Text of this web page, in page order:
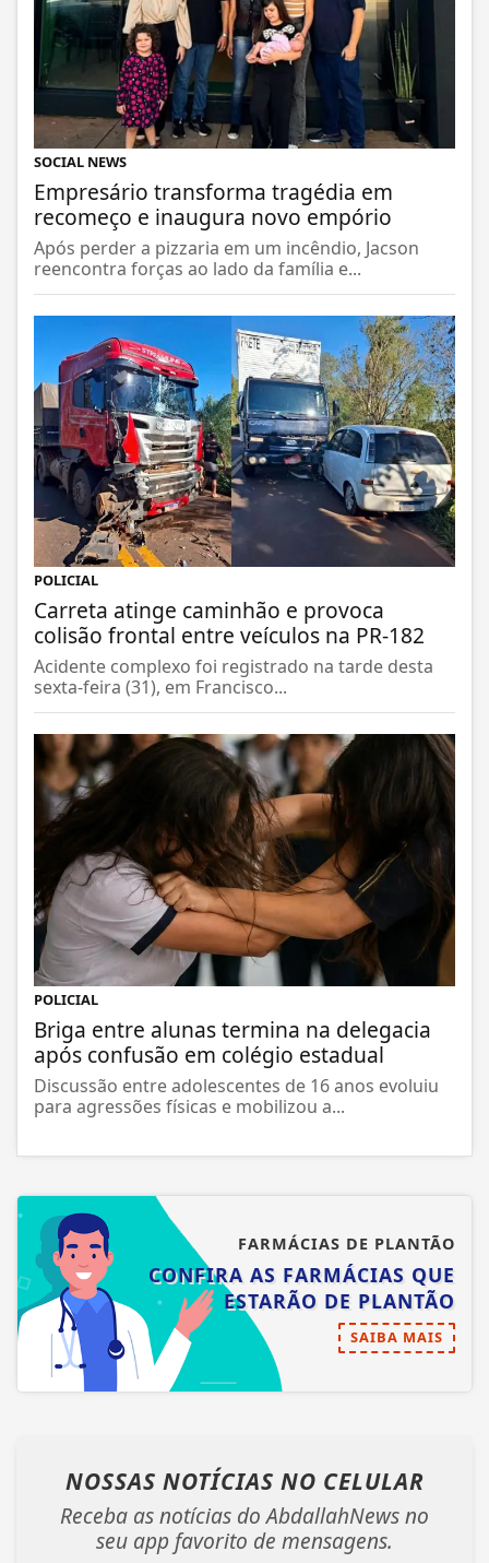
SOCIAL NEWS
Empresário transforma tragédia em
recomeço e inaugura novo empório
Após perder a pizzaria em um incêndio, Jacson
reencontra forças ao lado da família e...
POLICIAL
Carreta atinge caminhão e provoca
colisão frontal entre veículos na PR-182
Acidente complexo foi registrado na tarde desta
sexta-feira (31), em Francisco...
POLICIAL
Briga entre alunas termina na delegacia
após confusão em colégio estadual
Discussão entre adolescentes de 16 anos evoluiu
para agressões físicas e mobilizou a...
FARMÁCIAS DE PLANTÃO
CONFIRA AS FARMÁCIAS QUE
ESTARÃO DE PLANTÃO
SAIBA MAIS
NOSSAS NOTÍCIAS NO CELULAR
Receba as notícias do AbdallahNews no
seu app favorito de mensagens.